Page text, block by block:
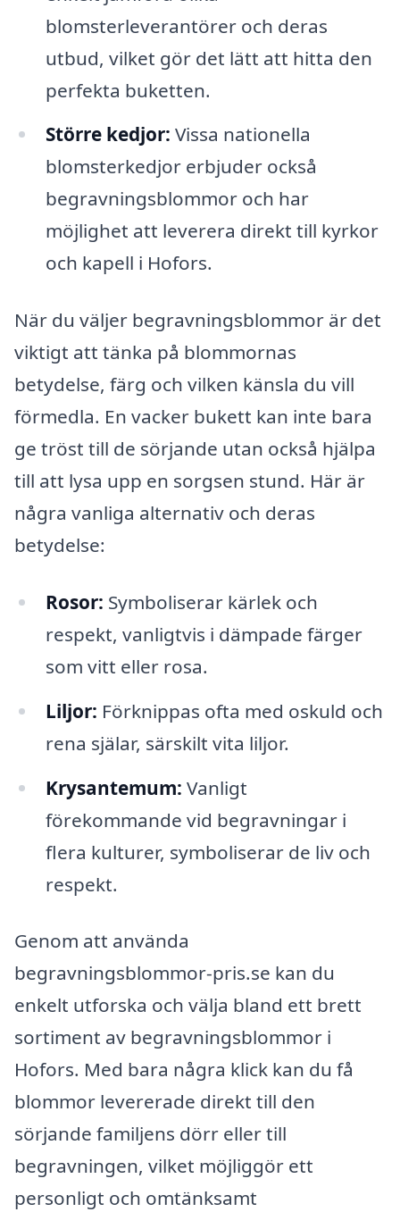
blomsterleverantörer och deras
utbud, vilket gör det lätt att hitta den
perfekta buketten.
Större kedjor: Vissa nationella
blomsterkedjor erbjuder också
begravningsblommor och har
möjlighet att leverera direkt till kyrkor
och kapell i Hofors.
När du väljer begravningsblommor är det
viktigt att tänka på blommornas
betydelse, färg och vilken känsla du vill
förmedla. En vacker bukett kan inte bara
ge tröst till de sörjande utan också hjälpa
till att lysa upp en sorgsen stund. Här är
några vanliga alternativ och deras
betydelse:
Rosor: Symboliserar kärlek och
respekt, vanligtvis i dämpade färger
som vitt eller rosa.
Liljor: Förknippas ofta med oskuld och
rena själar, särskilt vita liljor.
Krysantemum: Vanligt
förekommande vid begravningar i
flera kulturer, symboliserar de liv och
respekt.
Genom att använda
begravningsblommor-pris.se kan du
enkelt utforska och välja bland ett brett
sortiment av begravningsblommor i
Hofors. Med bara några klick kan du få
blommor levererade direkt till den
sörjande familjens dörr eller till
begravningen, vilket möjliggör ett
personligt och omtänksamt